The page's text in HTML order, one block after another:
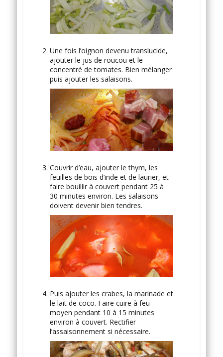
Une fois l’oignon devenu translucide,
ajouter le jus de roucou et le
concentré de tomates. Bien mélanger
puis ajouter les salaisons.
Couvrir d’eau, ajouter le thym, les
feuilles de bois d’inde et de laurier, et
faire bouillir à couvert pendant 25 à
30 minutes environ. Les salaisons
doivent devenir bien tendres.
Puis ajouter les crabes, la marinade et
le lait de coco. Faire cuire à feu
moyen pendant 10 à 15 minutes
environ à couvert. Rectifier
l’assaisonnement si nécessaire.